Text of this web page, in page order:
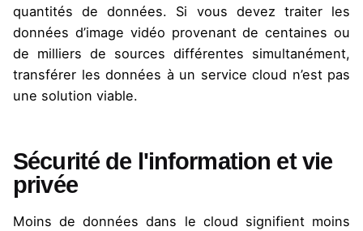
quantités de données. Si vous devez traiter les
données d’image vidéo provenant de centaines ou
de milliers de sources différentes simultanément,
transférer les données à un service cloud n’est pas
une solution viable.
Sécurité de l'information et vie
privée
Moins de données dans le cloud signifient moins